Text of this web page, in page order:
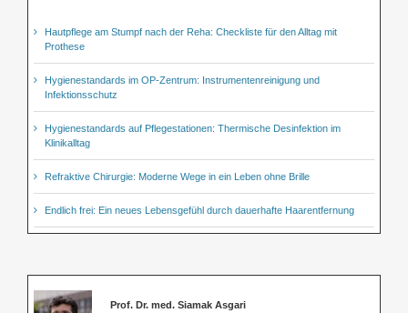
Hautpflege am Stumpf nach der Reha: Checkliste für den Alltag mit
Prothese
Hygienestandards im OP-Zentrum: Instrumentenreinigung und
Infektionsschutz
Hygienestandards auf Pflegestationen: Thermische Desinfektion im
Klinikalltag
Refraktive Chirurgie: Moderne Wege in ein Leben ohne Brille
Endlich frei: Ein neues Lebensgefühl durch dauerhafte Haarentfernung
Prof. Dr. med. Siamak Asgari